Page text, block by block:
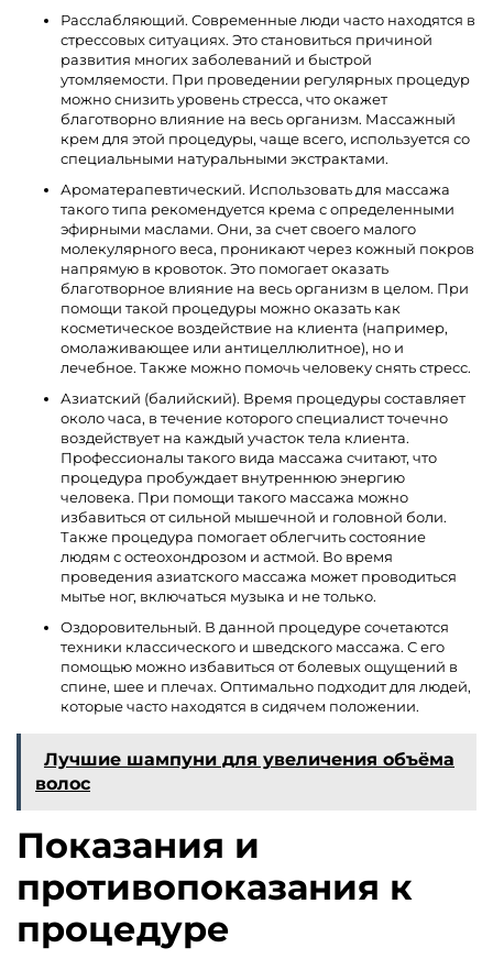
Расслабляющий. Современные люди часто находятся в
стрессовых ситуациях. Это становиться причиной
развития многих заболеваний и быстрой
утомляемости. При проведении регулярных процедур
можно снизить уровень стресса, что окажет
благотворно влияние на весь организм. Массажный
крем для этой процедуры, чаще всего, используется со
специальными натуральными экстрактами.
Ароматерапевтический. Использовать для массажа
такого типа рекомендуется крема с определенными
эфирными маслами. Они, за счет своего малого
молекулярного веса, проникают через кожный покров
напрямую в кровоток. Это помогает оказать
благотворное влияние на весь организм в целом. При
помощи такой процедуры можно оказать как
косметическое воздействие на клиента (например,
омолаживающее или антицеллюлитное), но и
лечебное. Также можно помочь человеку снять стресс.
Азиатский (балийский). Время процедуры составляет
около часа, в течение которого специалист точечно
воздействует на каждый участок тела клиента.
Профессионалы такого вида массажа считают, что
процедура пробуждает внутреннюю энергию
человека. При помощи такого массажа можно
избавиться от сильной мышечной и головной боли.
Также процедура помогает облегчить состояние
людям с остеохондрозом и астмой. Во время
проведения азиатского массажа может проводиться
мытье ног, включаться музыка и не только.
Оздоровительный. В данной процедуре сочетаются
техники классического и шведского массажа. С его
помощью можно избавиться от болевых ощущений в
спине, шее и плечах. Оптимально подходит для людей,
которые часто находятся в сидячем положении.
Лучшие шампуни для увеличения объёма
волос
Показания и
противопоказания к
процедуре